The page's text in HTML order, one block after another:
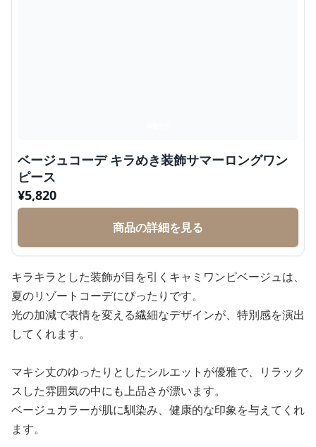
ベージュコーデ キラめき装飾サマーロングワン
ピース
¥5,820
商品の詳細を見る
キラキラとした装飾が目を引くキャミワンピベージュは、
夏のリゾートコーデにぴったりです。
光の加減で表情を変える繊細なデザインが、特別感を演出
してくれます。
マキシ丈のゆったりとしたシルエットが優雅で、リラック
スした雰囲気の中にも上品さが漂います。
ベージュカラーが肌に馴染み、健康的な印象を与えてくれ
ます。